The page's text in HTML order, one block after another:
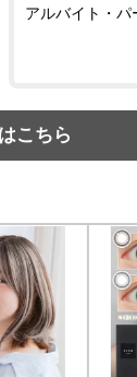
アルバイト・
こちら